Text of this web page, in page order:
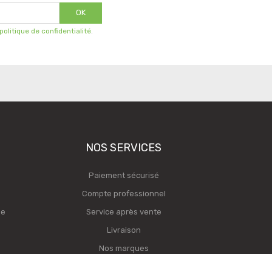
OK
de confidentialité.
NOS SERVICES
Paiement sécurisé
Compte professionnel
Service après vente
Livraison
Nos marques